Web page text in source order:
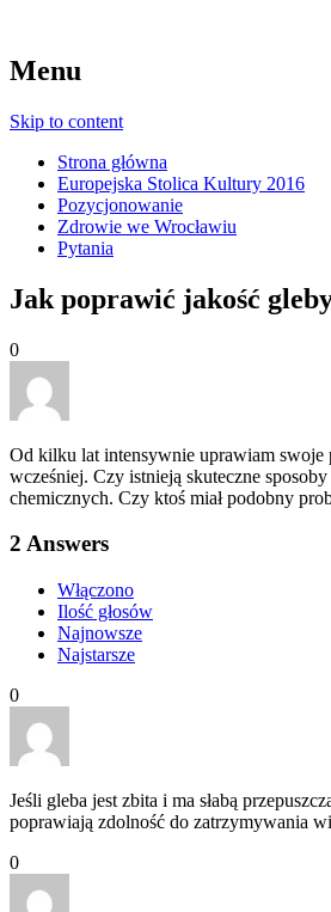
Menu
Skip to content
Strona główna
Europejska Stolica Kultury 2016
Pozycjonowanie
Zdrowie we Wrocławiu
Pytania
Jak poprawić jakość
0
Od kilku lat intensywnie uprawiam swoje
wcześniej. Czy istnieją skuteczne
chemicznych. Czy ktoś miał podobny
2 Answers
Włączono
Ilość głosów
Najnowsze
Najstarsze
0
Jeśli gleba jest zbita i ma słabą
poprawiają zdolność do zatrzymywania
0